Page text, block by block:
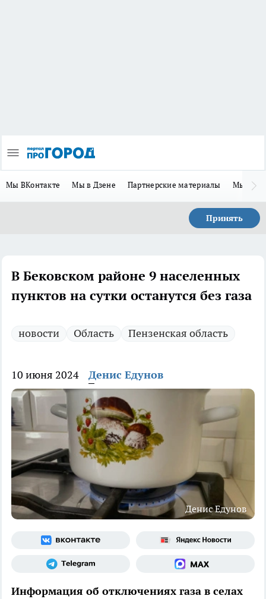
Мы ВКонтакте Мы в Дзене Партнерские материалы Мы в
Принять
В Бековском районе 9 населенных
пунктов на сутки останутся без газа
новости Область Пензенская область
10 июня 2024 Денис Едунов
Денис Едунов
Информация об отключениях газа в селах